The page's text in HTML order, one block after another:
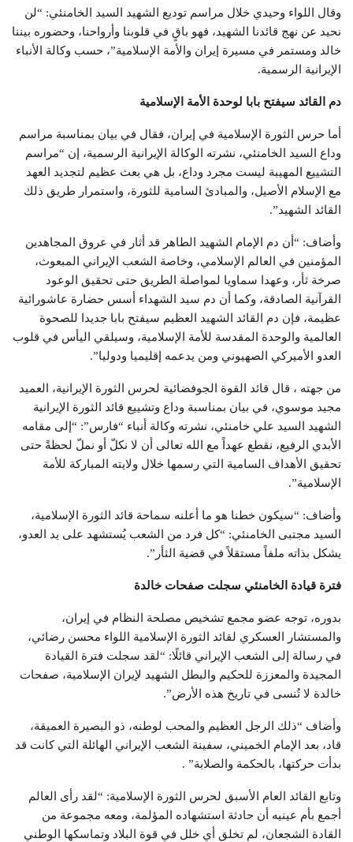
وقال اللواء وحيدي خلال مراسم توديع الشهيد السيد الخامنئي: “لن
نحيد عن نهج قائدنا الشهيد، فهو باقٍ في قلوبنا وأرواحنا، وحضوره بيننا
خالد ومستمر في مسيرة إيران والأمة الإسلامية”، حسب وكالة الأنباء
الإيرانية الرسمية.
دم القائد سيفتح بابا لوحدة الأمة الإسلامية
أما حرس الثورة الإسلامية في إيران، فقال في بيان بمناسبة مراسم
وداع السيد الخامنئي، نشرته الوكالة الإيرانية الرسمية، إن “مراسم
التشييع المهيبة ليست مجرد وداع، بل هي بعث عظيم لتجديد العهد
مع الإسلام الأصيل، والمبادئ السامية للثورة، واستمرار طريق ذلك
القائد الشهيد”.
وأضاف: “أن دم الإمام الشهيد الطاهر قد أثار في عروق المجاهدين
المؤمنين في العالم الإسلامي، وخاصة الشعب الإيراني المبعوث،
صرخة ثأر، وعهدا سماويا لمواصلة الطريق حتى تحقيق الوعود
القرآنية الصادقة، وكما أن دم سيد الشهداء أسس حضارة عاشورائية
عظيمة، فإن دم القائد الشهيد العظيم سيفتح بابا جديدا للصحوة
العالمية والوحدة المقدسة للأمة الإسلامية، وسيلقي اليأس في قلوب
العدو الأميركي الصهيوني ومن يدعمه إقليميا ودوليا”.
من جهته ، قال قائد القوة الجوفضائية لحرس الثورة الإيرانية، العميد
مجيد موسوي، في بيان بمناسبة وداع وتشييع قائد الثورة الإيرانية
الشهيد السيد علي خامنئي، نشرته وكالة أنباء “فارس”: “إلى مقامه
الأبدي الرفيع، نقطع عهداً مع الله تعالى أن لا نكلّ أو نملّ لحظةً حتى
تحقيق الأهداف السامية التي رسمها خلال ولايته المباركة للأمة
الإسلامية”.
وأضاف: “سيكون خطنا هو ما أعلنه سماحة قائد الثورة الإسلامية،
السيد مجتبى الخامنئي: “كل فرد من الشعب يُستشهد على يد العدو،
يشكل بذاته ملفاً مستقلاً في قضية الثأر”.
فترة قيادة الخامنئي سجلت صفحات خالدة
بدوره، توجه عضو مجمع تشخيص مصلحة النظام في إيران،
والمستشار العسكري لقائد الثورة الإسلامية اللواء محسن رضائي،
في رسالة إلى الشعب الإيراني قائلًا: “لقد سجلت فترة القيادة
المجيدة والمعززة للحكيم والبطل الشهيد لإيران الإسلامية، صفحات
خالدة لا تُنسى في تاريخ هذه الأرض”.
وأضاف “ذلك الرجل العظيم والمحب لوطنه، ذو البصيرة العميقة،
قاد، بعد الإمام الخميني، سفينة الشعب الإيراني الهائلة التي كانت قد
بدأت حركتها، بالحكمة والصلابة” .
وتابع القائد العام الأسبق لحرس الثورة الإسلامية: “لقد رأى العالم
أجمع بأم عينيه أن حادثة استشهاده المؤلمة، ومعه مجموعة من
القادة الشجعان، لم تخلق أي خلل في قوة البلاد وتماسكها الوطني